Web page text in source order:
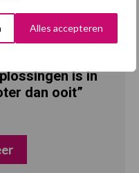
Alles accepteren
is in
dan ooit”